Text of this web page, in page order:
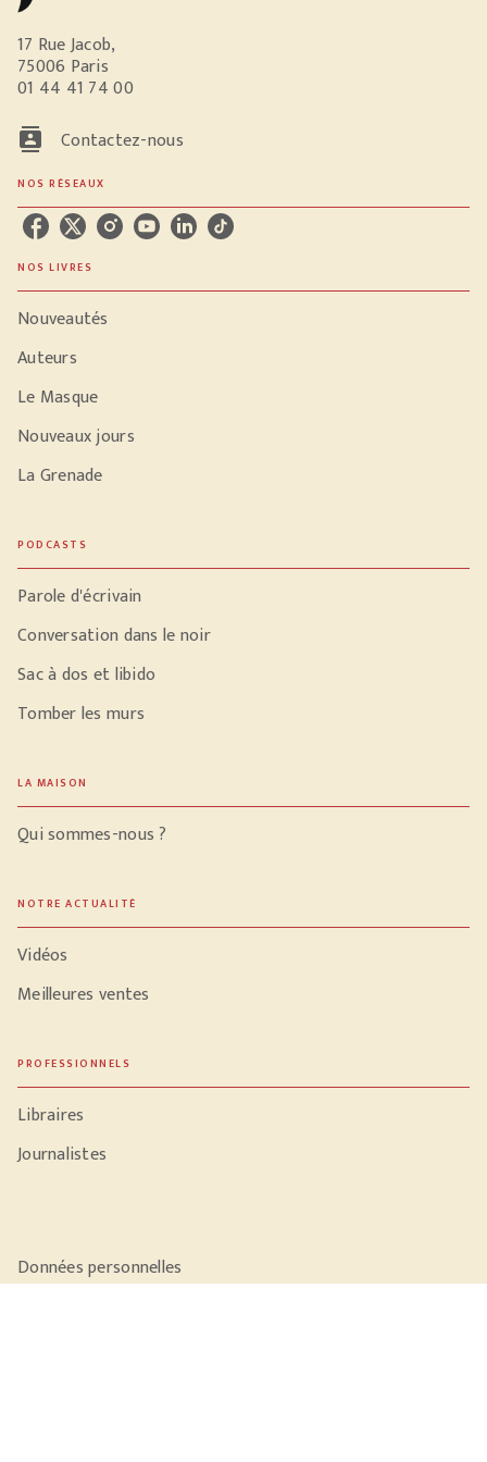
17 Rue Jacob,
75006 Paris
01 44 41 74 00
contacts Contactez-nous
NOS RÉSEAUX
NOS LIVRES
Nouveautés
Auteurs
Le Masque
Nouveaux jours
La Grenade
PODCASTS
Parole d'écrivain
Conversation dans le noir
Sac à dos et libido
Tomber les murs
LA MAISON
Qui sommes-nous ?
NOTRE ACTUALITÉ
Vidéos
Meilleures ventes
PROFESSIONNELS
Libraires
Journalistes
Données personnelles